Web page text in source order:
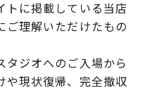
トに掲載している当店
ご理解いただけたもの
タジオへのご入場から
や現状復帰、完全撤収